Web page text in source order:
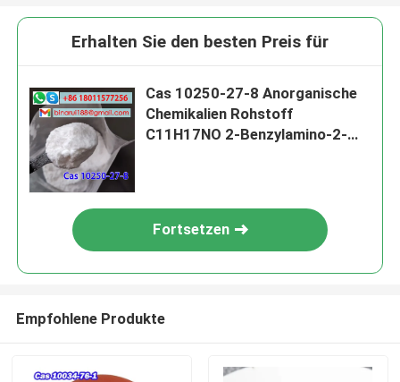
Erhalten Sie den besten Preis für
Cas 10250-27-8 Anorganische
Chemikalien Rohstoff
C11H17NO 2-Benzylamino-2-
Fortsetzen
Empfohlene Produkte